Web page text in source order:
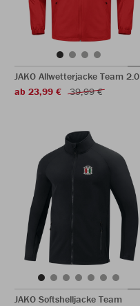
JAKO Allwetterjacke Team 2.0
ab 23,99 €
39,99 €
JAKO Softshelljacke Team